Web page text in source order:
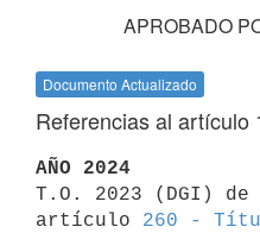
APROBADO
Documento Actualizado
Referencias al artículo
AÑO 2024
T.O. 2023 (DGI) de
artículo 260 -